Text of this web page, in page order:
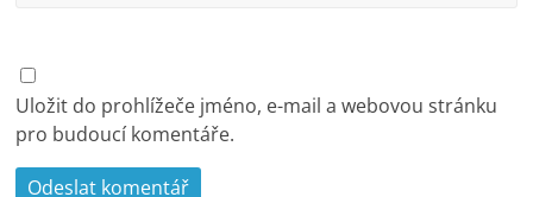
Uložit do prohlížeče jméno, e-mail a webovou stránku
pro budoucí komentáře.